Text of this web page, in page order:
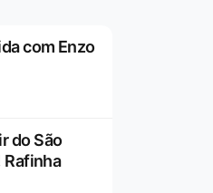
com Enzo
do São
Rafinha